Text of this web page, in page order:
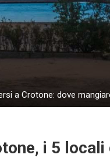
a Crotone: dove
i 5